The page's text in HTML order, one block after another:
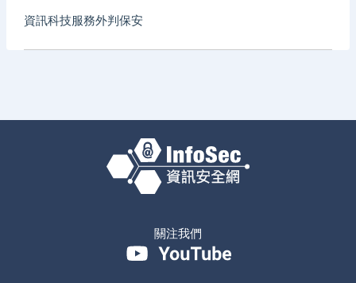
資訊科技服務外判保安
關注我們